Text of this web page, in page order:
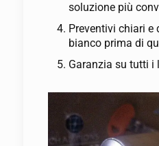
soluzione più
Preventivi chiari e
bianco prima di
Garanzia su tutti i